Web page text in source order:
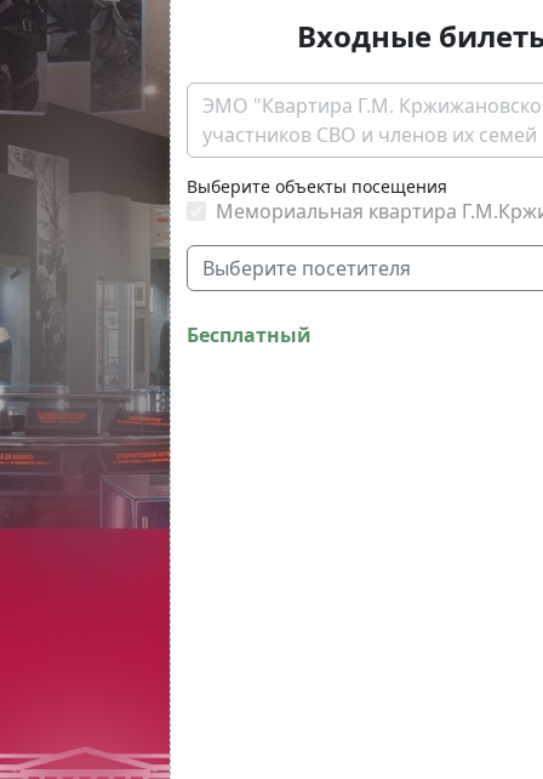
Входные
ЭМО "Квартира Г.М.
участников СВО и членов их семей
Выберите объекты посещения
Мемориальная квартира
Выберите посетителя
Бесплатный